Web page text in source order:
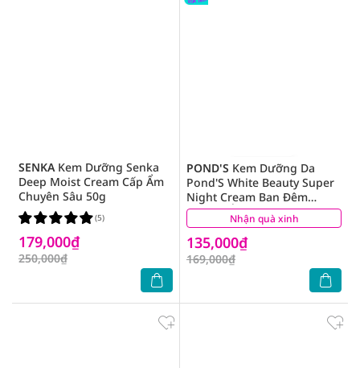
SENKAKem Dưỡng Senka
Deep Moist Cream Cấp Ẩm
Chuyên Sâu 50g
179,000₫
250,000₫
(5) Nhận quà xinh
POND'S Kem Dưỡng Da
Pond'S White Beauty Super
Night Cream Ban Đêm
Dưỡng Ẩm Trắng Mịn 45g
135,000₫
169,000₫
(1)